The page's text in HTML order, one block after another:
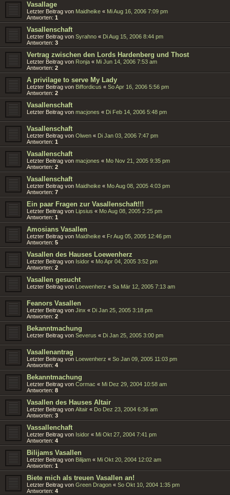
Vasallage
Letzter Beitrag von Maidheike « Mi Aug 16, 2006 7:09 pm
Antworten: 1
Vasallenschaft
Letzter Beitrag von Syrahno « Di Aug 15, 2006 8:44 pm
Antworten: 3
Vertrag zwischen den Lords Hardenberg und Thost
Letzter Beitrag von Ronja « Mi Jun 14, 2006 7:53 am
Antworten: 2
A privilage to serve My Lady
Letzter Beitrag von Biffordicus « So Apr 16, 2006 5:56 pm
Antworten: 2
Vasallenschaft
Letzter Beitrag von macjones « Di Feb 14, 2006 5:48 pm
Vasallenschaft
Letzter Beitrag von Olwen « Di Jan 03, 2006 7:47 pm
Antworten: 1
Vasallenschaft
Letzter Beitrag von macjones « Mo Nov 21, 2005 9:35 pm
Antworten: 2
Vasallenschaft
Letzter Beitrag von Maidheike « Mo Aug 08, 2005 4:03 pm
Antworten: 7
Ein paar Fragen zur Vasallenschaft!!!
Letzter Beitrag von Lipsius « Mo Aug 08, 2005 2:25 pm
Antworten: 1
Amosians Vasallen
Letzter Beitrag von Maidheike « Fr Aug 05, 2005 12:46 pm
Antworten: 5
Vasallen des Hauses Loewenherz
Letzter Beitrag von Isidor « Mo Apr 04, 2005 3:52 pm
Antworten: 2
Vasallen gesucht
Letzter Beitrag von Loewenherz « Sa Mär 12, 2005 7:13 am
Feanors Vasallen
Letzter Beitrag von Jinx « Di Jan 25, 2005 3:18 pm
Antworten: 2
Bekanntmachung
Letzter Beitrag von Severus « Di Jan 25, 2005 3:00 pm
Vasallenantrag
Letzter Beitrag von Loewenherz « So Jan 09, 2005 11:03 pm
Antworten: 4
Bekanntmachung
Letzter Beitrag von Cormac « Mi Dez 29, 2004 10:58 am
Antworten: 8
Vasallen des Hauses Altair
Letzter Beitrag von Altair « Do Dez 23, 2004 6:36 am
Antworten: 3
Vassallenchaft
Letzter Beitrag von Isidor « Mi Okt 27, 2004 7:41 pm
Antworten: 4
Bilijams Vasallen
Letzter Beitrag von Bilijam « Mi Okt 20, 2004 12:02 am
Antworten: 1
Biete mich als treuen Vasallen an!
Letzter Beitrag von Green Dragon « So Okt 10, 2004 1:35 pm
Antworten: 4